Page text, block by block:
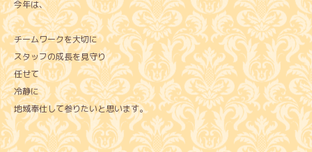
今年は、
チームワークを大切に
スタッフの成長を見守り
任せて
冷静に
地域奉仕して参りたいと思います。